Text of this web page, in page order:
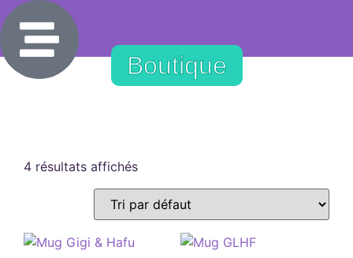
Boutique
4 résultats affichés